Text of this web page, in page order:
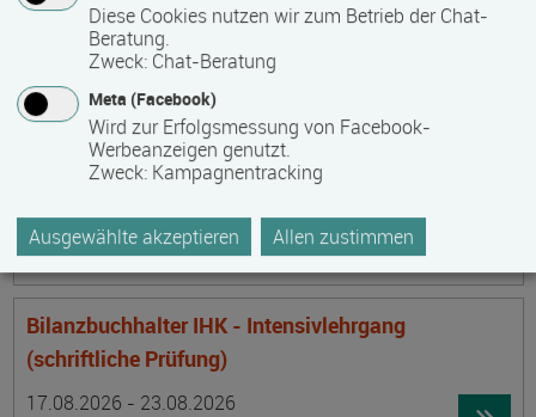
Präsenzveranstaltung
Keramik, Yoga und Mee(h)r
Termin
17.08.2026 - 21.08.2026
Ort
17509 Lubmin
Zeitmuster
Vollzeit
Lehr- und Lernform
Präsenzveranstaltung
Bilanzbuchhalter IHK - Intensivlehrgang
(schriftliche Prüfung)
17.08.2026 - 23.08.2026
Diese Cookies nutzen wir zum Betrieb der Chat-
Beratung.
Zweck: Chat-Beratung
Meta (Facebook)
Wird zur Erfolgsmessung von Facebook-
Werbeanzeigen genutzt.
Zweck: Kampagnentracking
Ausgewählte akzeptieren Allen zustimmen